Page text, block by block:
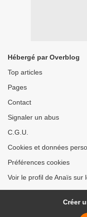
Hébergé par Overblog
Top articles
Pages
Contact
Signaler un abus
C.G.U.
Cookies et données
Préférences cookies
Voir le profil de Anaïs sur
Créer